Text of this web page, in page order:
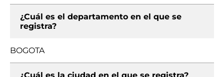
¿Cuál es el departamento en el que se
registra?
BOGOTA